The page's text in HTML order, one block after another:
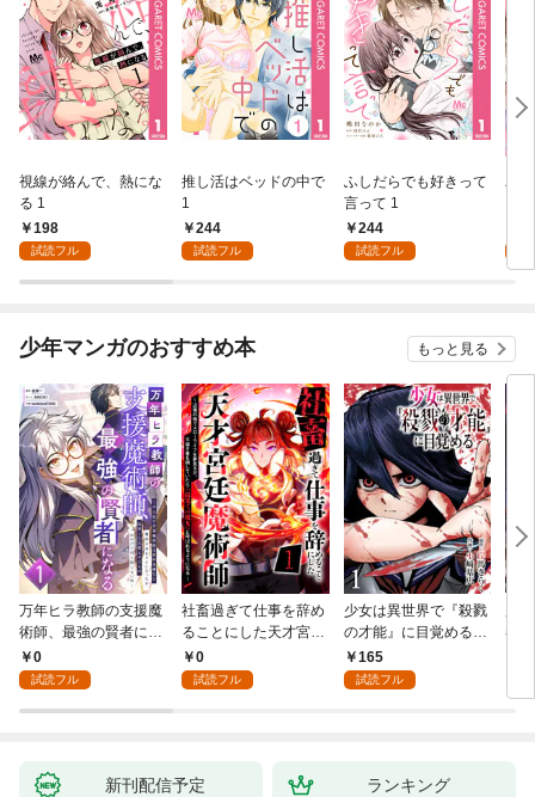
視線が絡んで、熱にな
る 1
198
試読フル
推し活はベッドの中で
1
244
試読フル
ふしだらでも好きって
言って 1
244
試読フル
パ
少年マンガのおすすめ本 もっと見る
万年ヒラ教師の支援魔
術師、最強の賢者にな
る～不人気の支援魔術
師は給料泥棒だと魔術
が、出世した元教え子
0
試読フル
社畜過ぎて仕事を辞め
ることにした天才宮廷
魔術師～辺境の地でス
ローライフを夢見る
0
試読フル
少女は異世界で『殺戮
の才能』に目覚める
(話売り) #1
165
試読フル
者
新刊配信予定 ランキング